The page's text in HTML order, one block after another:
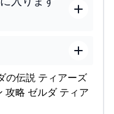
の伝説 ティアーズ
攻略 ゼルダ ティア